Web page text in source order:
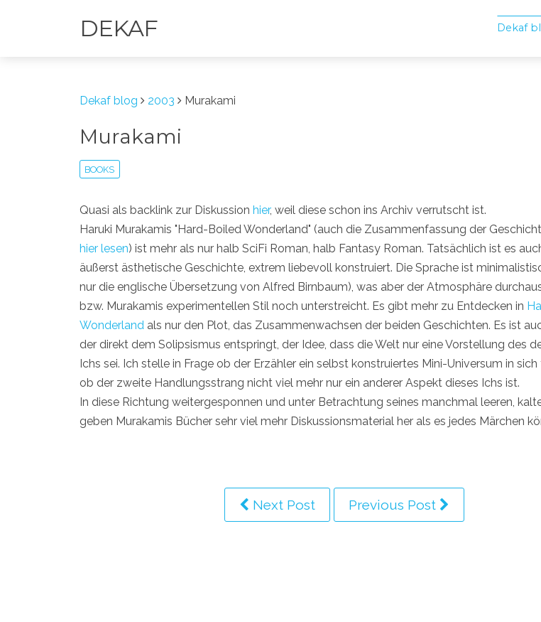
DEKAF Dekaf
Dekaf blog 2003 Murakami
Murakami
BOOKS
Quasi als backlink zur Diskussion hier, weil diese schon ins Archiv verrutscht ist.
Haruki Murakamis "Hard-Boiled Wonderland" (auch die Zusammenfassung der
hier lesen) ist mehr als nur halb SciFi Roman, halb Fantasy Roman. Tatsächlich ist es
äußerst ästhetische Geschichte, extrem liebevoll konstruiert. Die Sprache ist
nur die englische Übersetzung von Alfred Birnbaum), was aber der Atmosphäre
bzw. Murakamis experimentellen Stil noch unterstreicht. Es gibt mehr zu Entdecken in
Wonderland als nur den Plot, das Zusammenwachsen der beiden Geschichten. Es ist
der direkt dem Solipsismus entspringt, der Idee, dass die Welt nur eine Vorstellung des
Ichs sei. Ich stelle in Frage ob der Erzähler ein selbst konstruiertes Mini-Universum in
ob der zweite Handlungsstrang nicht viel mehr nur ein anderer Aspekt dieses Ichs ist.
In diese Richtung weitergesponnen und unter Betrachtung seines manchmal leeren,
geben Murakamis Bücher sehr viel mehr Diskussionsmaterial her als es jedes Märchen
Next Post Previous Post